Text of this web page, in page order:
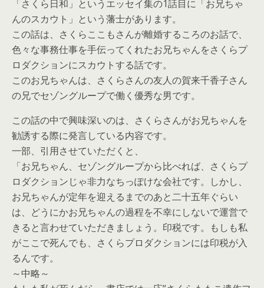
「さくら日和」というエッセイ集の1話目に「お兄ちゃ
んのスカウト」という藩士があります。
この話は、さくらここもさんが離婚するころのお話で、
色々な事務仕事を手伝ってくれたお兄ちゃんをさくらプ
ロダクションにスカウトする話です。
このお兄ちゃんは、さくらさんの友人の賀来千香子さん
の兄でセゾングループで働く優秀な男です。
この話の中で興味深いのは、さくらさんがお兄ちゃんを
勧誘する際に発言している内容です。
一部、引用させていただくと、
「お兄ちゃん、セゾングループから比べれば、さくらプ
ロダクションじゃ非力なちっぽけな会社です。しかし、
お兄ちゃんが定年を迎えるまでのあと二十五年ぐらい
は、どうにかお兄ちゃんの過程を不幸にしないで運営で
きると言わせていただきましょう。印税です。もしも私
がここで死んでも、さくらプロダクションには印税が入
るんです。
～中略～